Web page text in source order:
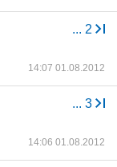
... 2
14:07 01.08.2012
... 3
14:06 01.08.2012